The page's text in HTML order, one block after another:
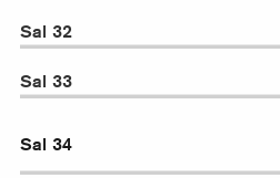
Sal 32
Sal 33
Sal 34